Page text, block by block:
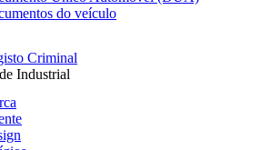
do veículo
Criminal
Industrial